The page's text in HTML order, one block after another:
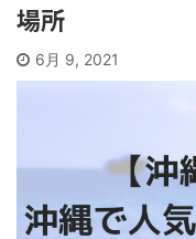
場所
6月 9, 2021